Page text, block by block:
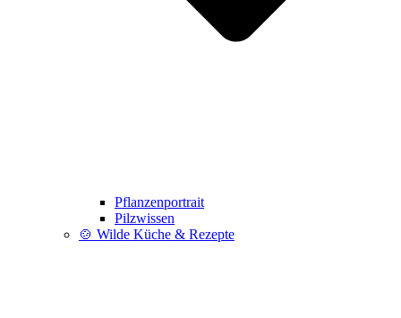
Pflanzenportrait
Pilzwissen
🍲 Wilde Küche & Rezepte